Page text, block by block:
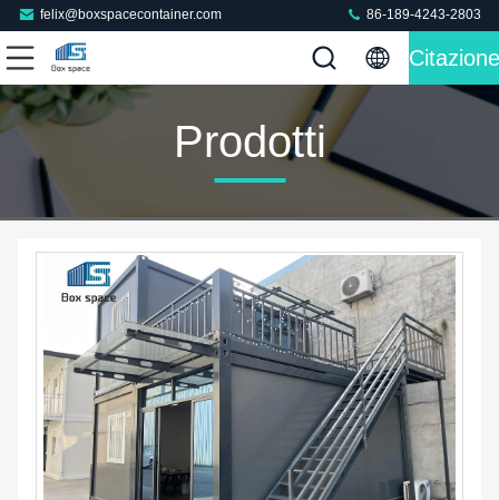
felix@boxspacecontainer.com 86-189-4243-2803
Citazione
Prodotti